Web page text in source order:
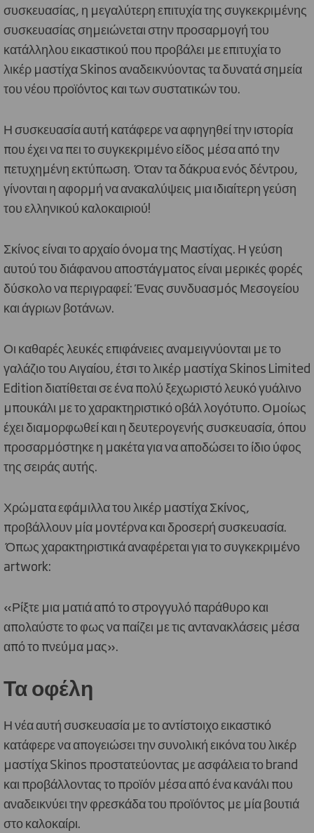
συσκευασίας, η μεγαλύτερη επιτυχία της συγκεκριμένης
συσκευασίας σημειώνεται στην προσαρμογή του
κατάλληλου εικαστικού που προβάλει με επιτυχία το
λικέρ μαστίχα Skinos αναδεικνύοντας τα δυνατά σημεία
του νέου προϊόντος και των συστατικών του.
Η συσκευασία αυτή κατάφερε να αφηγηθεί την ιστορία
που έχει να πει το συγκεκριμένο είδος μέσα από την
πετυχημένη εκτύπωση. Όταν τα δάκρυα ενός δέντρου,
γίνονται η αφορμή να ανακαλύψεις μια ιδιαίτερη γεύση
του ελληνικού καλοκαιριού!
Σκίνος είναι το αρχαίο όνομα της Μαστίχας. Η γεύση
αυτού του διάφανου αποστάγματος είναι μερικές φορές
δύσκολο να περιγραφεί: Ένας συνδυασμός Μεσογείου
και άγριων βοτάνων.
Οι καθαρές λευκές επιφάνειες αναμειγνύονται με το
γαλάζιο του Αιγαίου, έτσι το λικέρ μαστίχα Skinos Limited
Edition διατίθεται σε ένα πολύ ξεχωριστό λευκό γυάλινο
μπουκάλι με το χαρακτηριστικό οβάλ λογότυπο. Ομοίως
έχει διαμορφωθεί και η δευτερογενής συσκευασία, όπου
προσαρμόστηκε η μακέτα για να αποδώσει το ίδιο ύφος
της σειράς αυτής.
Χρώματα εφάμιλλα του λικέρ μαστίχα Σκίνος,
προβάλλουν μία μοντέρνα και δροσερή συσκευασία.
Όπως χαρακτηριστικά αναφέρεται για το συγκεκριμένο
artwork:
«Ρίξτε μια ματιά από το στρογγυλό παράθυρο και
απολαύστε το φως να παίζει με τις αντανακλάσεις μέσα
από το πνεύμα μας».
Τα οφέλη
Η νέα αυτή συσκευασία με το αντίστοιχο εικαστικό
κατάφερε να απογειώσει την συνολική εικόνα του λικέρ
μαστίχα Skinos προστατεύοντας με ασφάλεια το brand
και προβάλλοντας το προϊόν μέσα από ένα κανάλι που
αναδεικνύει την φρεσκάδα του προϊόντος με μία βουτιά
στο καλοκαίρι.